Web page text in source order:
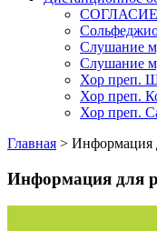
СОГЛАСИЕ
Слушание
Слушание
Хор преп.
Хор преп.
Хор преп.
Главная > Информация
Информация для